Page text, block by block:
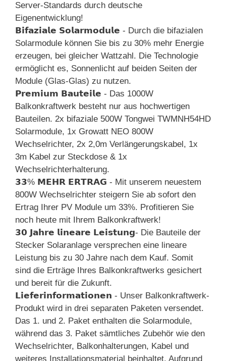
Server-Standards durch deutsche
Eigenentwicklung!
𝗕𝗶𝗳𝗮𝘇𝗶𝗮𝗹𝗲 𝗦𝗼𝗹𝗮𝗿𝗺𝗼𝗱𝘂𝗹𝗲 - Durch die bifazialen
Solarmodule können Sie bis zu 30% mehr Energie
erzeugen, bei gleicher Wattzahl. Die Technologie
ermöglicht es, Sonnenlicht auf beiden Seiten der
Module (Glas-Glas) zu nutzen.
𝗣𝗿𝗲𝗺𝗶𝘂𝗺 𝗕𝗮𝘂𝘁𝗲𝗶𝗹𝗲 - Das 1000W
Balkonkraftwerk besteht nur aus hochwertigen
Bauteilen. 2x bifaziale 500W Tongwei TWMNH54HD
Solarmodule, 1x Growatt NEO 800W
Wechselrichter, 2x 2,0m Verlängerungskabel, 1x
3m Kabel zur Steckdose & 1x
Wechselrichterhalterung.
𝟯𝟯% 𝗠𝗘𝗛𝗥 𝗘𝗥𝗧𝗥𝗔𝗚 - Mit unserem neuestem
800W Wechselrichter steigern Sie ab sofort den
Ertrag Ihrer PV Module um 33%. Profitieren Sie
noch heute mit Ihrem Balkonkraftwerk!
𝟯𝟬 𝗝𝗮𝗵𝗿𝗲 𝗹𝗶𝗻𝗲𝗮𝗿𝗲 𝗟𝗲𝗶𝘀𝘁𝘂𝗻𝗴- Die Bauteile der
Stecker Solaranlage versprechen eine lineare
Leistung bis zu 30 Jahre nach dem Kauf. Somit
sind die Erträge Ihres Balkonkraftwerks gesichert
und bereit für die Zukunft.
𝗟𝗶𝗲𝗳𝗲𝗿𝗶𝗻𝗳𝗼𝗿𝗺𝗮𝘁𝗶𝗼𝗻𝗲𝗻 - Unser Balkonkraftwerk-
Produkt wird in drei separaten Paketen versendet.
Das 1. und 2. Paket enthalten die Solarmodule,
während das 3. Paket sämtliches Zubehör wie den
Wechselrichter, Balkonhalterungen, Kabel und
weiteres Installationsmaterial beinhaltet. Aufgrund